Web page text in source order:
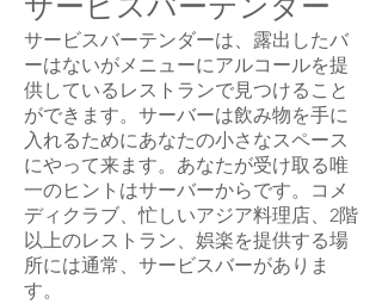
サービスバーテンダーは、露出したバ
ーはないがメニューにアルコールを提
供しているレストランで見つけること
ができます。サーバーは飲み物を手に
入れるためにあなたの小さなスペース
にやって来ます。あなたが受け取る唯
一のヒントはサーバーからです。コメ
ディクラブ、忙しいアジア料理店、2階
以上のレストラン、娯楽を提供する場
所には通常、サービスバーがありま
す。